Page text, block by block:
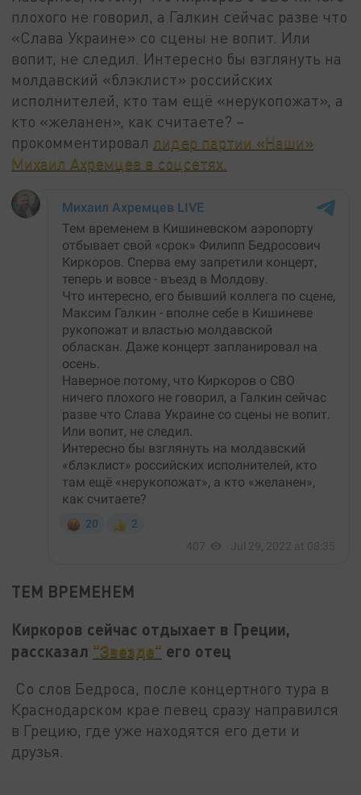
плохого не говорил, а Галкин сейчас разве что
«Слава Украине» со сцены не вопит. Или
вопит, не следил. Интересно бы взглянуть на
молдавский «блэклист» российских
исполнителей, кто там ещё «нерукопожат», а
кто «желанен», как считаете? –
прокомментировал лидер партии «Наши»
Михаил Ахремцев в соцсетях.
ТЕМ ВРЕМЕНЕМ
Киркоров сейчас отдыхает в Греции,
рассказал "Звезде" его отец
Со слов Бедроса, после концертного тура в
Краснодарском крае певец сразу направился
в Грецию, где уже находятся его дети и
друзья.